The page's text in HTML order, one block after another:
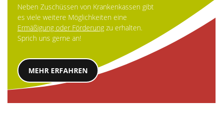
Neben Zuschüssen von Krankenkassen gibt
es viele weitere Möglichkeiten eine
Ermäßigung oder Förderung zu erhalten.
Sprich uns gerne an!
MEHR ERFAHREN